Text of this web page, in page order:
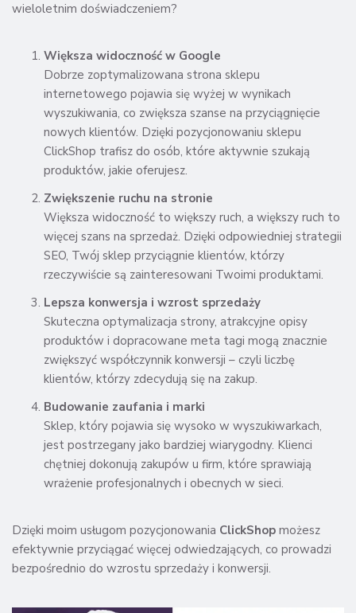
wieloletnim doświadczeniem?
Większa widoczność w Google
Dobrze zoptymalizowana strona sklepu
internetowego pojawia się wyżej w wynikach
wyszukiwania, co zwiększa szanse na przyciągnięcie
nowych klientów. Dzięki pozycjonowaniu sklepu
ClickShop trafisz do osób, które aktywnie szukają
produktów, jakie oferujesz.
Zwiększenie ruchu na stronie
Większa widoczność to większy ruch, a większy ruch to
więcej szans na sprzedaż. Dzięki odpowiedniej strategii
SEO, Twój sklep przyciągnie klientów, którzy
rzeczywiście są zainteresowani Twoimi produktami.
Lepsza konwersja i wzrost sprzedaży
Skuteczna optymalizacja strony, atrakcyjne opisy
produktów i dopracowane meta tagi mogą znacznie
zwiększyć współczynnik konwersji – czyli liczbę
klientów, którzy zdecydują się na zakup.
Budowanie zaufania i marki
Sklep, który pojawia się wysoko w wyszukiwarkach,
jest postrzegany jako bardziej wiarygodny. Klienci
chętniej dokonują zakupów u firm, które sprawiają
wrażenie profesjonalnych i obecnych w sieci.
Dzięki moim usługom pozycjonowania ClickShop możesz
efektywnie przyciągać więcej odwiedzających, co prowadzi
bezpośrednio do wzrostu sprzedaży i konwersji.